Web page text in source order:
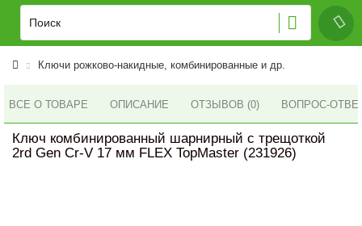
Ключи рожково-накидные, комбинированные и др.
ВСЕ О ТОВАРЕ ОПИСАНИЕ ОТЗЫВОВ (0) ВОПРОС-
Ключ комбинированный шарнирный с трещоткой
2rd Gen Cr-V 17 мм FLEX TopMaster (231926)